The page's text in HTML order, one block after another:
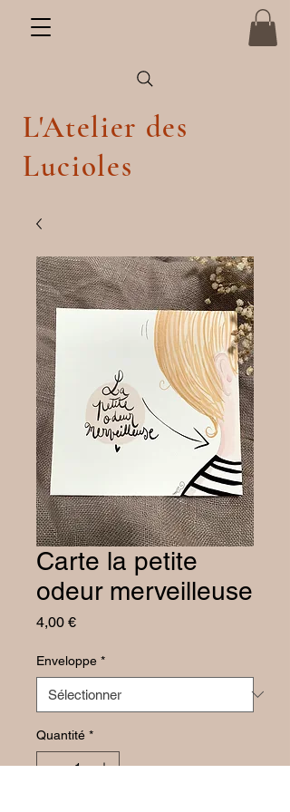
L'Atelier des
Lucioles
Carte la petite
odeur merveilleuse
4,00 €Prix
Enveloppe *
Quantité *